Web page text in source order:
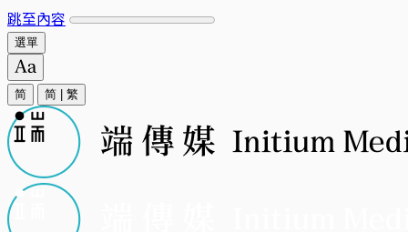
跳至內容
選單
简 简 繁